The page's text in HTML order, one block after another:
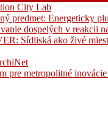
City Lab
predmet: Energeticky
dospelých v reakcii
Sídliská ako živé
pre metropolitné